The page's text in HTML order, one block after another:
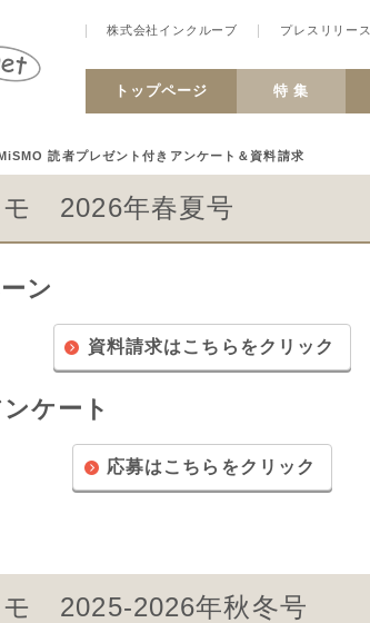
株式会社インクルーブ プレスリリース
トップページ 特 集
読者プレゼント付きアンケート＆資料請求
モ 2026年春夏号
ン
資料請求はこちらをクリック
ケート
応募はこちらをクリック
2025-2026年秋冬号